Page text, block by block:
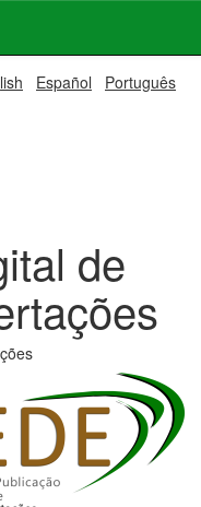
Español Português
de